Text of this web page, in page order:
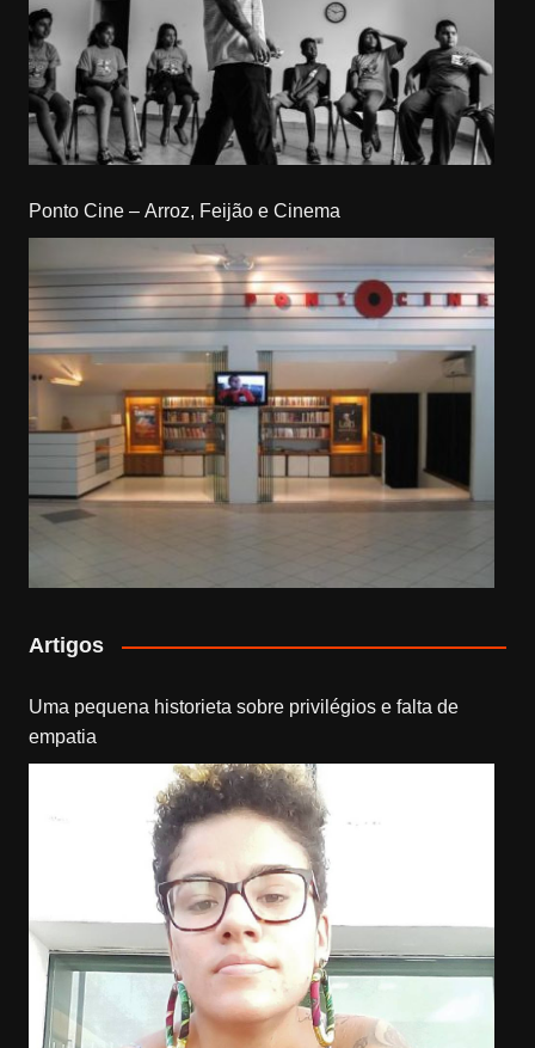
Ponto Cine – Arroz, Feijão e Cinema
Artigos
Uma pequena historieta sobre privilégios e falta de
empatia